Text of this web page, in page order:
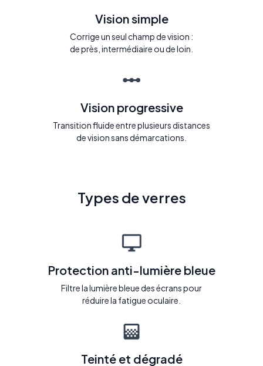
Vision simple
Corrige un seul champ de vision :
de près, intermédiaire ou de loin.
Vision progressive
Transition fluide entre plusieurs distances
de vision sans démarcations.
Types de verres
Protection anti-lumière bleue
Filtre la lumière bleue des écrans pour
réduire la fatigue oculaire.
Teinté et dégradé